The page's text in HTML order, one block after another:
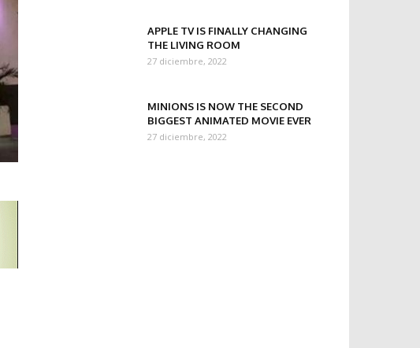
APPLE TV IS FINALLY CHANGING
THE LIVING ROOM
27 diciembre, 2022
MINIONS IS NOW THE SECOND
BIGGEST ANIMATED MOVIE EVER
27 diciembre, 2022